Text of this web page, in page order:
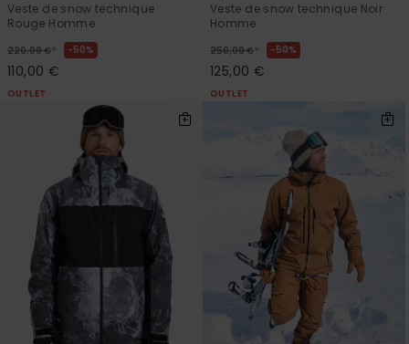
Veste de snow technique
Rouge Homme
220,00 € * 50%
110,00 €
OUTLET
Veste de snow technique Noir
Homme
250,00 € * 50%
125,00 €
OUTLET